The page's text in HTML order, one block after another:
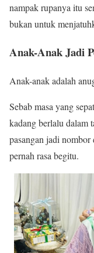
nampak rupanya itu
bukan untuk
Anak-Anak Jadi
Anak-anak adalah
Sebab masa yang
kadang berlalu dalam
pasangan jadi
pernah rasa begitu.